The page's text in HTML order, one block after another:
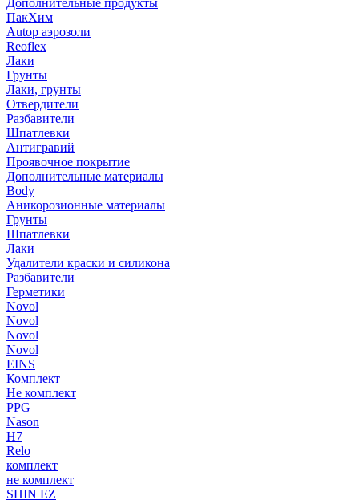
Дополнительные продукты
ПакХим
Autop аэрозоли
Reoflex
Лаки
Грунты
Лаки, грунты
Отвердители
Разбавители
Шпатлевки
Антигравий
Проявочное покрытие
Дополнительные материалы
Body
Аникорозионные материалы
Грунты
Шпатлевки
Лаки
Удалители краски и силикона
Разбавители
Герметики
Novol
Novol
Novol
Novol
EINS
Комплект
Не комплект
PPG
Nason
H7
Relo
комплект
не комплект
SHIN EZ